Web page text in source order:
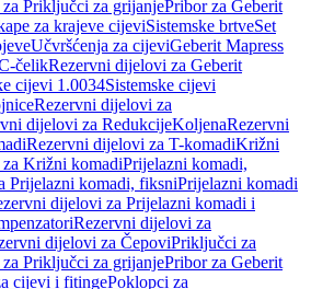
Priključci za grijanjePribor za Geberit
za krajeve cijeviSistemske brtveSet
Učvršćenja za cijeviGeberit Mapress
čelikRezervni dijelovi za Geberit
cijevi 1.0034Sistemske cijevi
Rezervni dijelovi za
dijelovi za RedukcijeKoljenaRezervni
Rezervni dijelovi za T-komadiKrižni
Križni komadiPrijelazni komadi,
Prijelazni komadi, fiksniPrijelazni komadi
dijelovi za Prijelazni komadi i
Rezervni dijelovi za
dijelovi za ČepoviPriključci za
Priključci za grijanjePribor za Geberit
cijevi i fitingePoklopci za